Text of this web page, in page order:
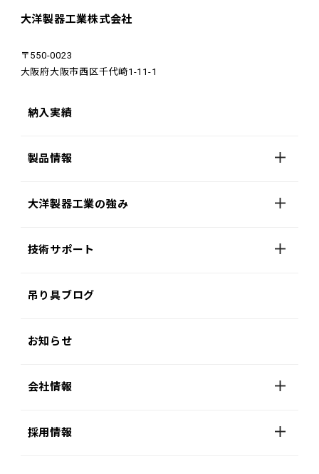
大洋製器工業株式会社
〒550-0023
大阪府大阪市西区千代崎1-11-1
納入実績
製品情報
大洋製器工業の強み
技術サポート
吊り具ブログ
お知らせ
会社情報
採用情報